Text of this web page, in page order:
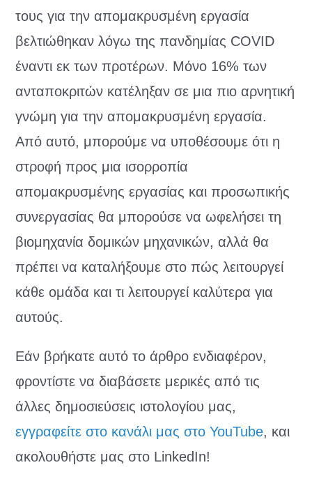
τους για την απομακρυσμένη εργασία
βελτιώθηκαν λόγω της πανδημίας COVID
έναντι εκ των προτέρων. Μόνο 16% των
ανταποκριτών κατέληξαν σε μια πιο αρνητική
γνώμη για την απομακρυσμένη εργασία.
Από αυτό, μπορούμε να υποθέσουμε ότι η
στροφή προς μια ισορροπία
απομακρυσμένης εργασίας και προσωπικής
συνεργασίας θα μπορούσε να ωφελήσει τη
βιομηχανία δομικών μηχανικών, αλλά θα
πρέπει να καταλήξουμε στο πώς λειτουργεί
κάθε ομάδα και τι λειτουργεί καλύτερα για
αυτούς.
Εάν βρήκατε αυτό το άρθρο ενδιαφέρον,
φροντίστε να διαβάσετε μερικές από τις
άλλες δημοσιεύσεις ιστολογίου μας,
εγγραφείτε στο κανάλι μας στο YouTube, και
ακολουθήστε μας στο LinkedIn!